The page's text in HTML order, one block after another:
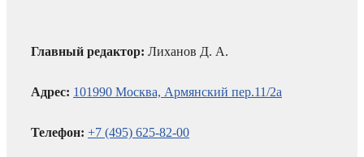
Главный редактор: Лиханов Д. А.
Адрес: 101990 Москва, Армянский пер.11/2а
Телефон: +7 (495) 625-82-00